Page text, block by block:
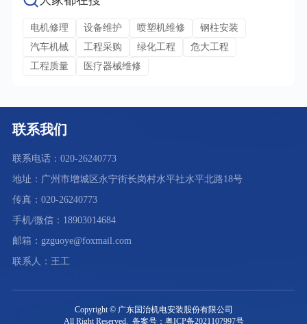
电机修理 设备维护 喷塑机维修
钢柱安装
汽车机械
工程采购 绿化工程
危大工程
工程质量
医疗器械维修
联系我们
联系电话：020-26240773
地址：广州市增城区永宁街长岗村水平社水平北路18号
传真：020-26240773
手机/微信：18903014684
邮箱：gzguoye@foxmail.com
联系人：王工
Copyright © 广东国治机电安装股份有限公司
All Right Reserved. 备案号：粤ICP备2021107997号